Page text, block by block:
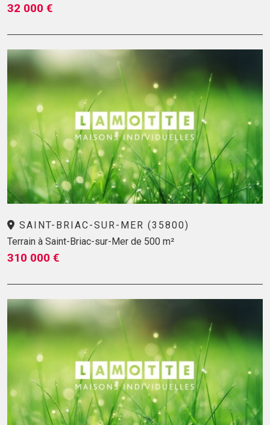
32 000 €
SAINT-BRIAC-SUR-MER (35800)
Terrain à Saint-Briac-sur-Mer de 500 m²
310 000 €